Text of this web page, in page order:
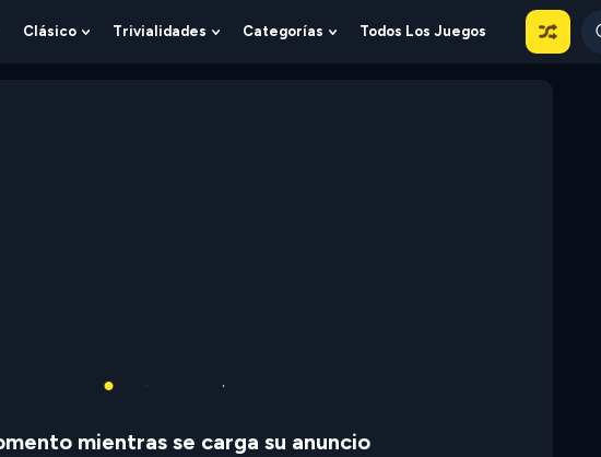
Show
Clásico
Show
Trivialidades
Show
Categorías
Show
Todos Los Juegos
mientras se carga su anuncio